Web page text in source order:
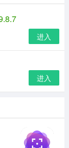
进入
进入